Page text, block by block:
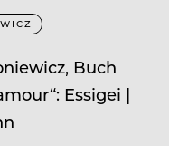
Buch
Essigei |